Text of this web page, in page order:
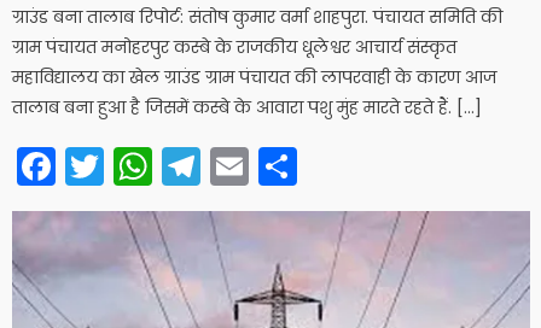
ग्राउंड बना तालाब रिपोर्ट: संतोष कुमार वर्मा शाहपुरा. पंचायत समिति की
ग्राम पंचायत मनोहरपुर कस्बे के राजकीय धूलेश्वर आचार्य संस्कृत
महाविद्यालय का खेल ग्राउंड ग्राम पंचायत की लापरवाही के कारण आज
तालाब बना हुआ है जिसमें कस्बे के आवारा पशु मुंह मारते रहते हैं. […]
Facebook
Twitter
WhatsApp
Telegram
Email